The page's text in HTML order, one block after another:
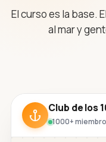
El curso es la base.
al mar y
Club de los
1000+